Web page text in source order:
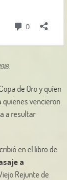
de Oro y quien
quienes vencieron
a resultar
en el libro de
a
Rejunte de